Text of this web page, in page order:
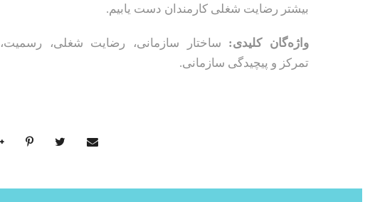
بیشتر رضایت شغلی کارمندان دست یابیم.
واژه‌گان کلیدی: ساختار سازمانی، رضایت شغلی، رسمیت،
تمرکز و پیچیدگی سازمانی.